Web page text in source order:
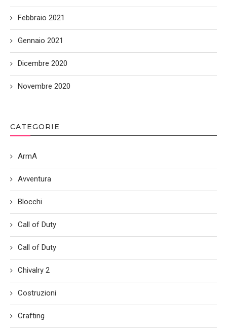
Febbraio 2021
Gennaio 2021
Dicembre 2020
Novembre 2020
CATEGORIE
ArmA
Avventura
Blocchi
Call of Duty
Call of Duty
Chivalry 2
Costruzioni
Crafting